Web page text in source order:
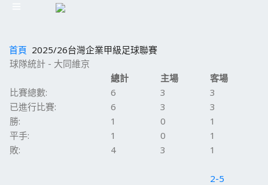
首頁 2025/26台灣企業甲級足球聯賽
球隊統計 - 大同維京
總計
主場
客場
比賽總數:
6 3
3
已進行比賽:
6 3
3
勝:
1 0
1
平手:
1 0
1
敗:
4 3 1
2-5